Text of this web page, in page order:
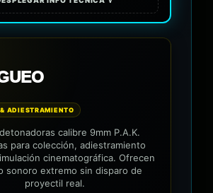
ADIESTRAMIENTO
calibre 9mm P.A.K.
para colección, adiestramiento
cinematográfica. Ofrecen
sonoro extremo sin disparo de
proyectil real.